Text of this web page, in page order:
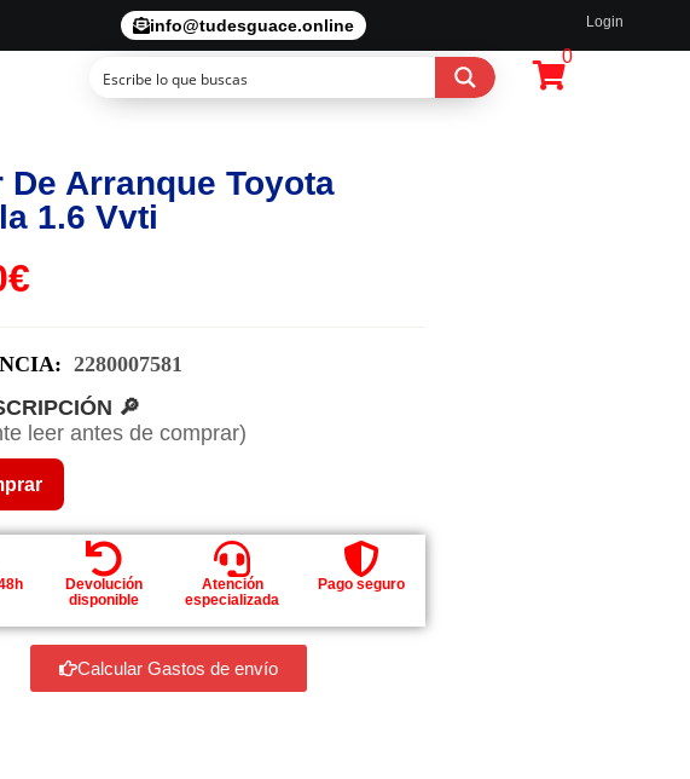
info@tudesguace.online Login
0
De Arranque Toyota
1.6 Vvti
€
2280007581
🔎
leer antes de comprar)
Devolución
disponible
Atención
especializada
Pago seguro
Calcular Gastos de envío